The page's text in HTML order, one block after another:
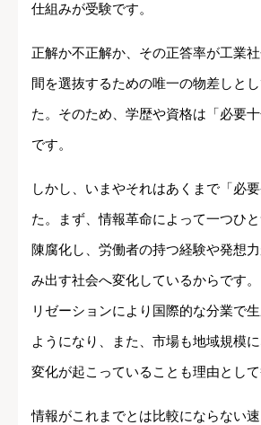
仕組みが受験です。
正解か不正解か、その正答率が工業
間を選抜するための唯一の物差しと
た。そのため、学歴や資格は「必要
です。
しかし、いまやそれはあくまで「必
た。まず、情報革命によって一つひ
陳腐化し、労働者の持つ経験や発想
み出す社会へ変化しているからです
リゼーションにより国際的な分業で
ようになり、また、市場も地域規模
変化が起こっていることも理由として
情報がこれまでとは比較にならない